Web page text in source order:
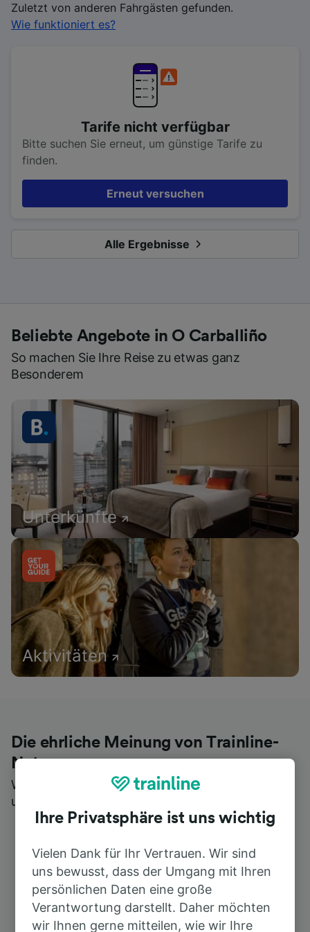
Zuletzt von anderen Fahrgästen gefunden.
Wie funktioniert es?
Tarife nicht verfügbar
Bitte suchen Sie erneut, um günstige Tarife zu
finden.
Erneut versuchen
Alle Ergebnisse
Beliebte Angebote in O Carballiño
So machen Sie Ihre Reise zu etwas ganz
Besonderem
Unterkünfte
Aktivitäten
Die ehrliche Meinung von Trainline-
Nutzern
Wer könnte Ihnen besseres Feedback geben als
unsere Kunden selbst?
Ihre Privatsphäre ist uns wichtig
Vielen Dank für Ihr Vertrauen. Wir sind
uns bewusst, dass der Umgang mit Ihren
persönlichen Daten eine große
Verantwortung darstellt. Daher möchten
wir Ihnen gerne mitteilen, wie wir Ihre